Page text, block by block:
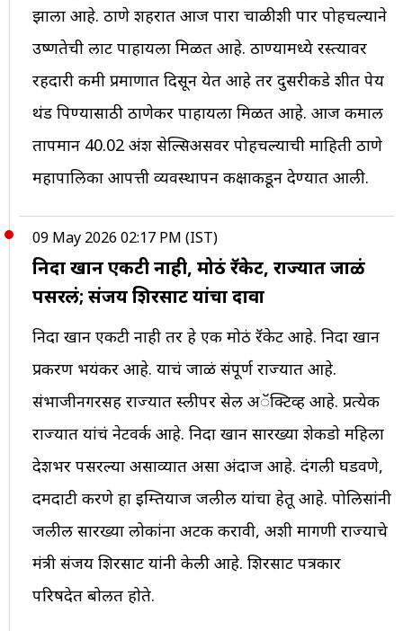
झाला आहे. ठाणे शहरात आज पारा चाळीशी पार पोहचल्याने
उष्णतेची लाट पाहायला मिळत आहे. ठाण्यामध्ये रस्त्यावर
रहदारी कमी प्रमाणात दिसून येत आहे तर दुसरीकडे शीत पेय
थंड पिण्यासाठी ठाणेकर पाहायला मिळत आहे. आज कमाल
तापमान 40.02 अंश सेल्सिअसवर पोहचल्याची माहिती ठाणे
महापालिका आपत्ती व्यवस्थापन कक्षाकडून देण्यात आली.
09 May 2026 02:17 PM (IST)
निदा खान एकटी नाही, मोठं रॅकेट, राज्यात जाळं
पसरलं; संजय शिरसाट यांचा दावा
निदा खान एकटी नाही तर हे एक मोठं रॅकेट आहे. निदा खान
प्रकरण भयंकर आहे. याचं जाळं संपूर्ण राज्यात आहे.
संभाजीनगरसह राज्यात स्लीपर सेल अॅक्टिव्ह आहे. प्रत्येक
राज्यात यांचं नेटवर्क आहे. निदा खान सारख्या शेकडो महिला
देशभर पसरल्या असाव्यात असा अंदाज आहे. दंगली घडवणे,
दमदाटी करणे हा इम्तियाज जलील यांचा हेतू आहे. पोलिसांनी
जलील सारख्या लोकांना अटक करावी, अशी मागणी राज्याचे
मंत्री संजय शिरसाट यांनी केली आहे. शिरसाट पत्रकार
परिषदेत बोलत होते.